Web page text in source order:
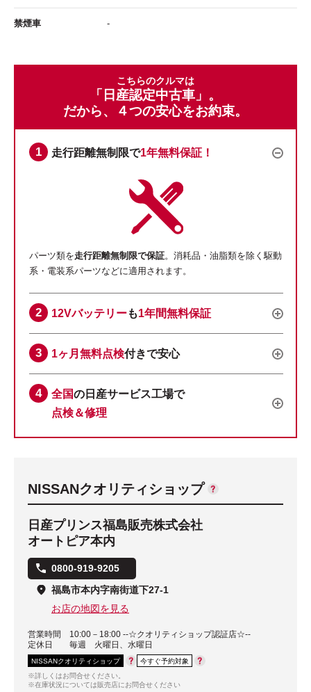
禁煙車 -
こちらのクルマは
「日産認定中古車」。
だから、４つの安心をお約束。
走行距離無制限で1年無料保証！
パーツ類を走行距離無制限で保証。消耗品・油脂類を除く駆動
系・電装系パーツなどに適用されます。
12Vバッテリーも1年間無料保証
1ヶ月無料点検付きで安心
全国の日産サービス工場で
点検＆修理
NISSANクオリティショップ
日産プリンス福島販売株式会社
オートピア本内
0800-919-9205
福島市本内字南街道下27-1
お店の地図を見る
営業時間
10:00－18:00 --☆クオリティショップ認証店☆--
定休日
毎週 火曜日、水曜日
NISSANクオリティショップ
今すぐ予約対象
※詳しくはお問合せください。
※在庫状況については販売店にお問合せください